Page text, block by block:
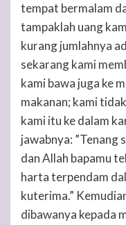
tempat bermalam
tampaklah uang
kurang jumlahnya
sekarang kami
kami bawa juga ke
makanan; kami
kami itu ke dalam
jawabnya: ”Tenang
dan Allah bapamu
harta terpendam
kuterima.”
dibawanya kepada